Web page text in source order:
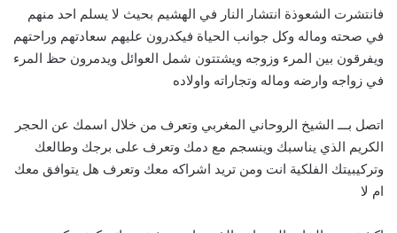
فانتشرت الشعوذة انتشار النار في الهشيم بحيث لا يسلم احد منهم
في صحته وماله وكل جوانب الحياة فيكدرون عليهم سعادتهم وراحتهم
ويفرقون بين المرء وزوجه ويشتتون شمل العوائل ويدمرون حظ المرء
في زواجه وارضه وماله وتجاراته واولاده
اتصل بـــ الشيخ الروحاني المغربي وتعرف من خلال اسمك عن الحجر
الكريم الذي يناسبك وينسجم مع دمك وتعرف على برجك وطالعك
وتركيبيتك الفلكية انت ومن تريد اشراكه معك وتعرف هل يتوافق معك
ام لا